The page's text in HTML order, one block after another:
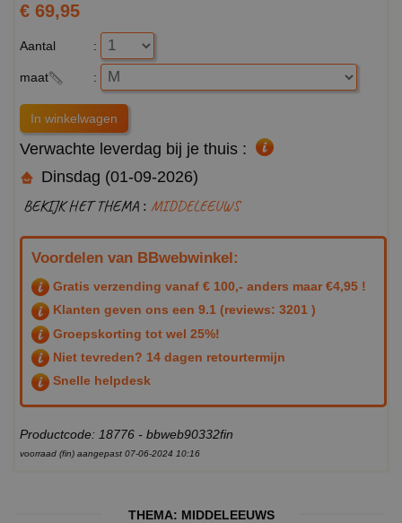
€ 69,95
Aantal :
maat :
Verwachte leverdag bij je thuis :
Dinsdag (01-09-2026)
BEKIJK HET THEMA : MIDDELEEUWS
Voordelen van BBwebwinkel:
Gratis verzending vanaf € 100,- anders maar €4,95 !
Klanten geven ons een 9.1 (reviews: 3201 )
Groepskorting tot wel 25%!
Niet tevreden? 14 dagen retourtermijn
Snelle helpdesk
Productcode: 18776 - bbweb90332fin
voorraad (fin) aangepast 07-06-2024 10:16
THEMA: MIDDELEEUWS